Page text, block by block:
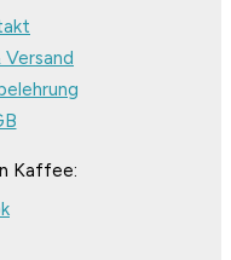
Versand
Kaffee: